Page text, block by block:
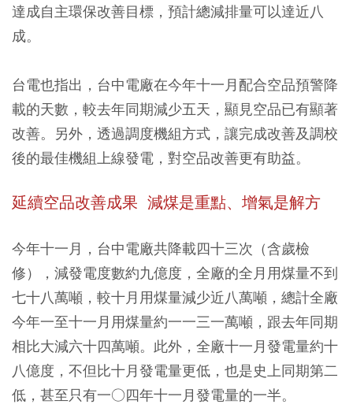
達成自主環保改善目標，預計總減排量可以達近八
成。
台電也指出，台中電廠在今年十一月配合空品預警降
載的天數，較去年同期減少五天，顯見空品已有顯著
改善。另外，透過調度機組方式，讓完成改善及調校
後的最佳機組上線發電，對空品改善更有助益。
延續空品改善成果 減煤是重點、增氣是解方
今年十一月，台中電廠共降載四十三次（含歲檢
修），減發電度數約九億度，全廠的全月用煤量不到
七十八萬噸，較十月用煤量減少近八萬噸，總計全廠
今年一至十一月用煤量約一一三一萬噸，跟去年同期
相比大減六十四萬噸。此外，全廠十一月發電量約十
八億度，不但比十月發電量更低，也是史上同期第二
低，甚至只有一○四年十一月發電量的一半。